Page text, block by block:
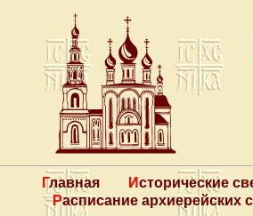
Главная Исторические
Расписание архиерейских